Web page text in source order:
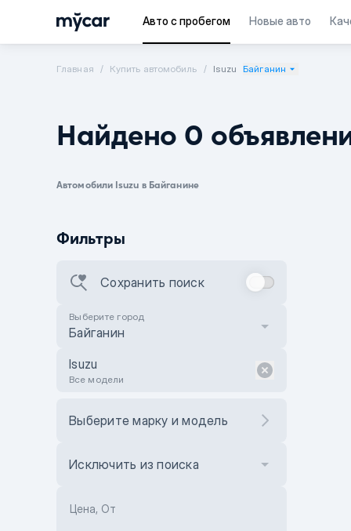
Авто с пробегом Новые авто
Главная Купить автомобиль Isuzu Байганин
Найдено 0
Автомобили Isuzu в Байганине
Фильтры
Сохранить поиск
Выберите город
Байганин
Isuzu
Все модели
Выберите марку и модель
Исключить из поиска
Цена, От